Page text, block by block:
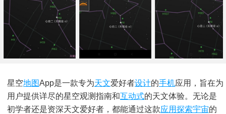
星空地图App是一款专为天文爱好者设计的手机应用，旨在为
用户提供详尽的星空观测指南和互动式的天文体验。无论是
初学者还是资深天文爱好者，都能通过这款应用探索宇宙的